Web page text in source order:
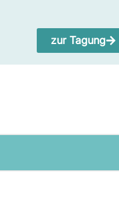
zur Tagung